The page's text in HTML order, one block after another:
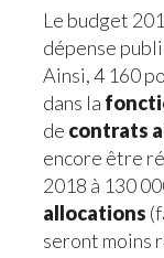
Le budget
dépense
Ainsi, 4 160
dans la
de contrats
encore être
2018 à 130
allocations
seront moins